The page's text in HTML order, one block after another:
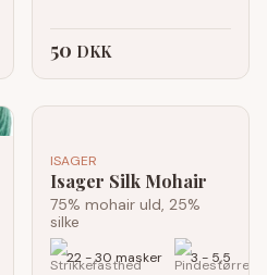
50 DKK
ISAGER
Isager Silk Mohair
75% mohair uld, 25%
silke
22 - 30 masker 3 - 5,5